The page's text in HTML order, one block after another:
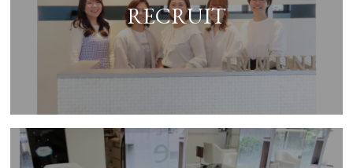
RECRUIT